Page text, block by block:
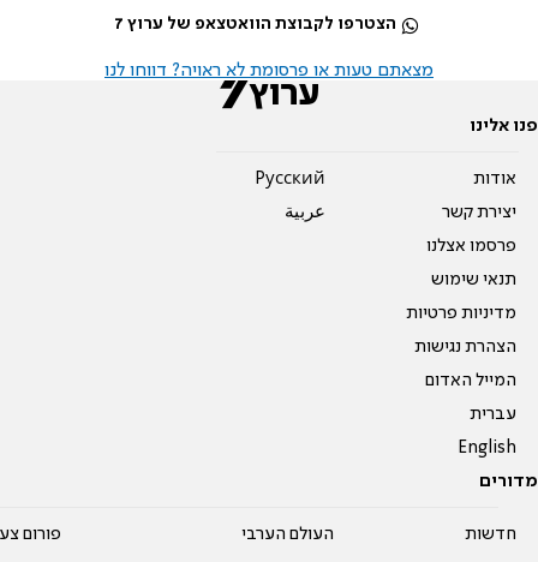
הצטרפו לקבוצת הוואטצאפ של ערוץ 7
מצאתם טעות או פרסומת לא ראויה? דווחו לנו
פנו אלינו
אודות
יצירת קשר
פרסמו אצלנו
תנאי שימוש
מדיניות פרטיות
הצהרת נגישות
המייל האדום
עברית
English
Pусский
عربية
מדורים
חדשות
העולם הערבי
פורום